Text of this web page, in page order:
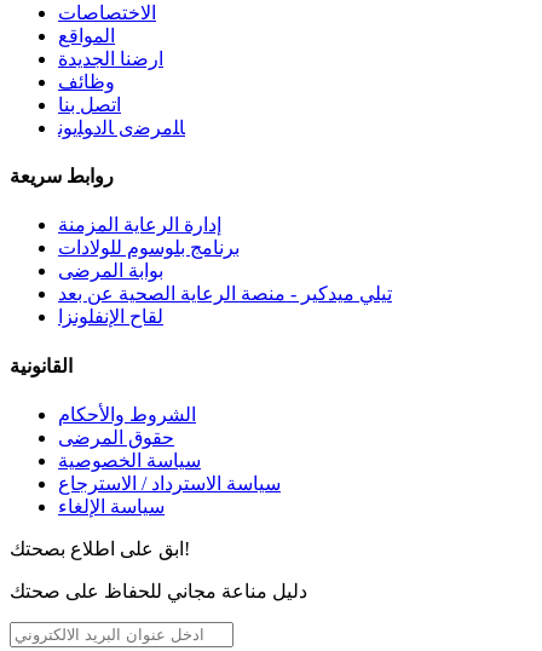
الاختصاصات
المواقع
ارضنا الجديدة
وظائف
اتصل بنا
ﺎﻠﻣﺮﺿﻯ ﺎﻟﺩﻮﻠﻳﻮﻧ
روابط سريعة
إدارة الرعاية المزمنة
برنامج بلوسوم للولادات
بوابة المرضى
تيلي ميدكير - منصة الرعاية الصحية عن بعد
لقاح الإنفلونزا
القانونية
الشروط والأحكام
حقوق المرضى
سياسة الخصوصية
سياسة الاسترداد / الاسترجاع
سياسة الإلغاء
ابق على اطلاع بصحتك!
دليل مناعة مجاني للحفاظ على صحتك